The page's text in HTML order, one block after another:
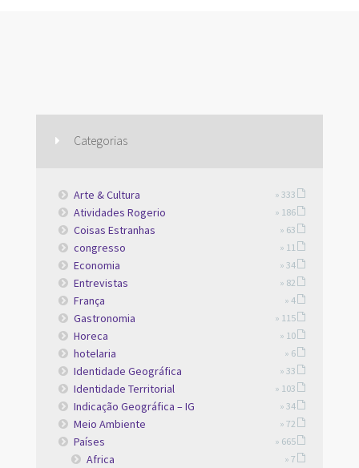
Categorias
Arte & Cultura » 333
Atividades Rogerio » 186
Coisas Estranhas » 63
congresso » 11
Economia » 34
Entrevistas » 82
França » 4
Gastronomia » 115
Horeca » 10
hotelaria » 6
Identidade Geográfica » 33
Identidade Territorial » 103
Indicação Geográfica – IG » 34
Meio Ambiente » 72
Países » 665
Africa » 7